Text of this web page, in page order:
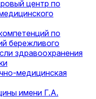
центр по
по
бережливого
здравоохранения
медицинская
имени Г.А.